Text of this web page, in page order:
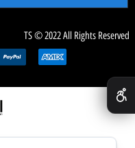
TS © 2022 All Rights Reserved